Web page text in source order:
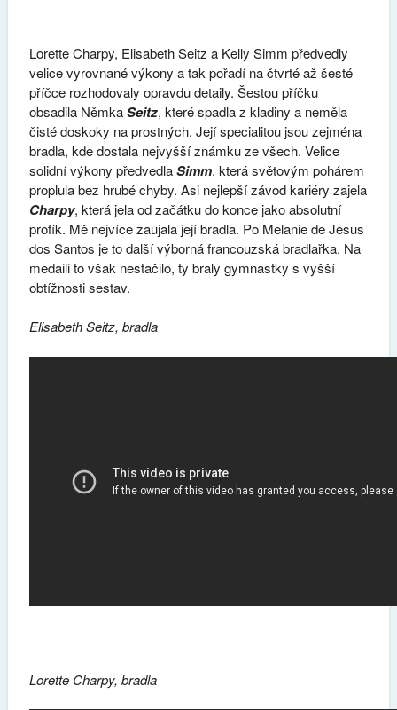
Lorette Charpy, Elisabeth Seitz a Kelly Simm předvedly
velice vyrovnané výkony a tak pořadí na čtvrté až šesté
příčce rozhodovaly opravdu detaily. Šestou příčku
obsadila NěmkaSeitz, které spadla z kladiny a neměla
čisté doskoky na prostných. Její specialitou jsou zejména
bradla, kde dostala nejvyšší známku ze všech. Velice
solidní výkony předvedlaSimm, která světovým pohárem
proplula bez hrubé chyby. Asi nejlepší závod kariéry zajela
Charpy, která jela od začátku do konce jako absolutní
profík. Mě nejvíce zaujala její bradla. Po Melanie de Jesus
dos Santos je to další výborná francouzská bradlařka. Na
medaili to však nestačilo, ty braly gymnastky s vyšší
obtížnosti sestav.
Elisabeth Seitz, bradla
Lorette Charpy, bradla